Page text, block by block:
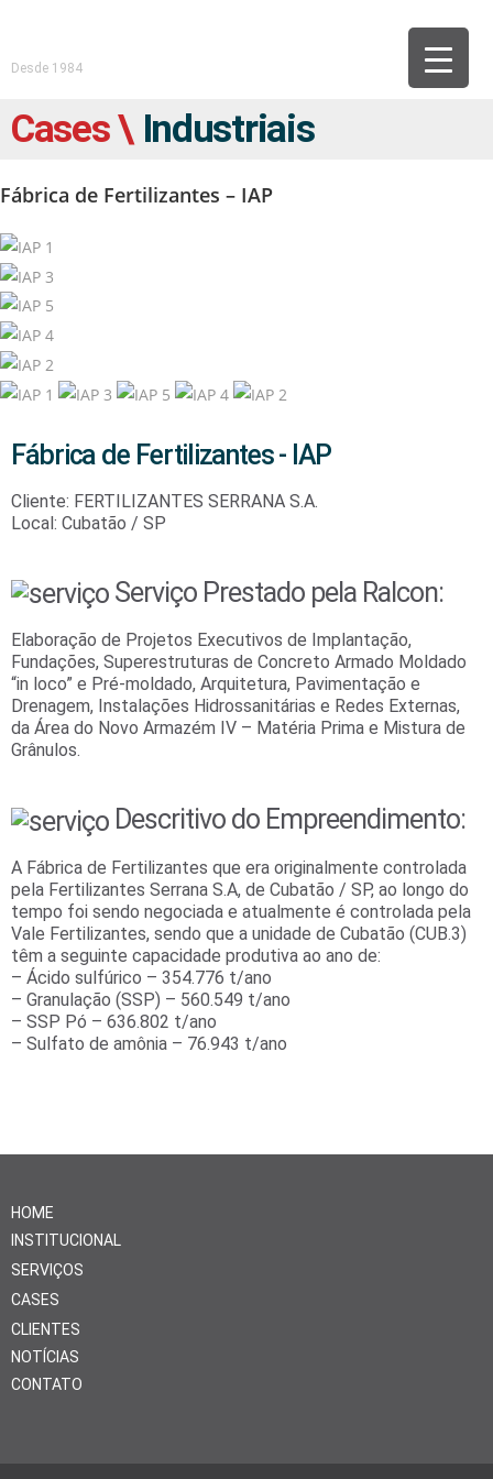
Desde 1984
Cases \ Industriais
Fábrica de Fertilizantes – IAP
Fábrica de Fertilizantes - IAP
Cliente: FERTILIZANTES SERRANA S.A.
Local: Cubatão / SP
Serviço Prestado pela Ralcon:
Elaboração de Projetos Executivos de Implantação,
Fundações, Superestruturas de Concreto Armado Moldado
“in loco” e Pré-moldado, Arquitetura, Pavimentação e
Drenagem, Instalações Hidrossanitárias e Redes Externas,
da Área do Novo Armazém IV – Matéria Prima e Mistura de
Grânulos.
Descritivo do Empreendimento:
A Fábrica de Fertilizantes que era originalmente controlada
pela Fertilizantes Serrana S.A, de Cubatão / SP, ao longo do
tempo foi sendo negociada e atualmente é controlada pela
Vale Fertilizantes, sendo que a unidade de Cubatão (CUB.3)
têm a seguinte capacidade produtiva ao ano de:
– Ácido sulfúrico – 354.776 t/ano
– Granulação (SSP) – 560.549 t/ano
– SSP Pó – 636.802 t/ano
– Sulfato de amônia – 76.943 t/ano
HOME
INSTITUCIONAL
SERVIÇOS
CASES
CLIENTES
NOTÍCIAS
CONTATO